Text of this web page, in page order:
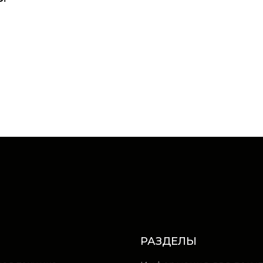
РАЗДЕЛЫ